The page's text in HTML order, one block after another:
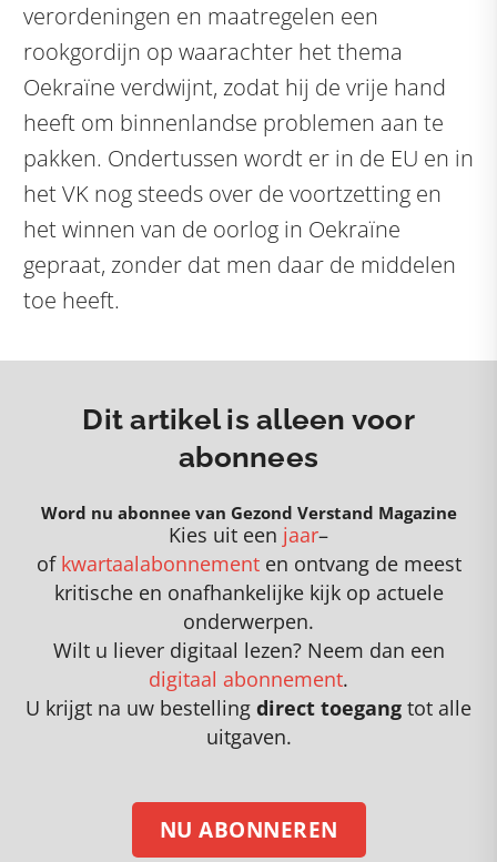
verordeningen en maatregelen een
rookgordijn op waarachter het thema
Oekraïne verdwijnt, zodat hij de vrije hand
heeft om binnenlandse problemen aan te
pakken. Ondertussen wordt er in de EU en in
het VK nog steeds over de voortzetting en
het winnen van de oorlog in Oekraïne
gepraat, zonder dat men daar de middelen
toe heeft.
Dit artikel is alleen voor
abonnees
Word nu abonnee van Gezond Verstand Magazine
Kies uit een jaar–
of kwartaalabonnementen ontvang de meest
kritische en onafhankelijke kijk op actuele
onderwerpen.
Wilt u liever digitaal lezen? Neem dan een
digitaal abonnement.
U krijgt na uw bestelling direct toegang tot alle
uitgaven.
NU ABONNEREN